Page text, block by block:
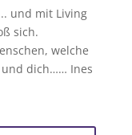
und mit Living
sich.
welche
und dich…… Ines